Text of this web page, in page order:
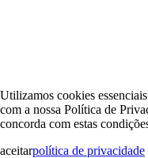
Utilizamos cookies
com a nossa Política de
concorda com estas
aceitarpolítica de privacidade